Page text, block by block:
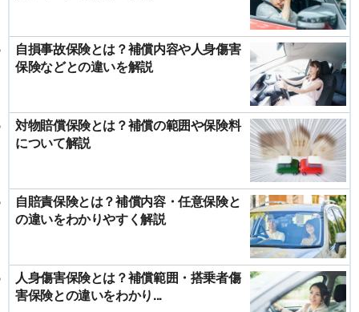
自損事故保険とは？補償内容や人身傷害
保険などとの違いを解説
対物賠償保険とは？補償の範囲や保険料
について解説
自賠責保険とは？補償内容・任意保険と
の違いをわかりやすく解説
人身傷害保険とは？補償範囲・搭乗者傷
害保険との違いをわかり...